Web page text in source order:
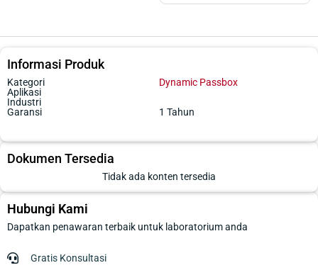
Informasi Produk
Kategori
Dynamic Passbox
Aplikasi
Industri
Garansi
1 Tahun
Dokumen Tersedia
Tidak ada konten tersedia
Hubungi Kami
Dapatkan penawaran terbaik untuk laboratorium anda
Gratis Konsultasi